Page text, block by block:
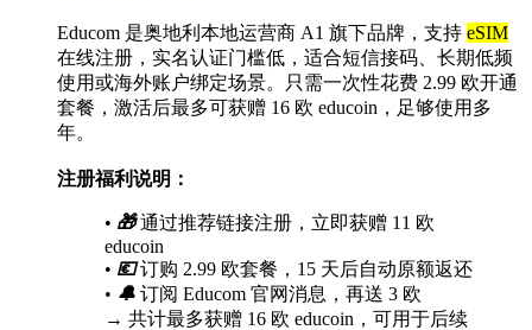
Educom 是奥地利本地运营商 A1 旗下品牌，支持 eSIM
在线注册，实名认证门槛低，适合短信接码、长期低频
使用或海外账户绑定场景。只需一次性花费 2.99 欧开通
套餐，激活后最多可获赠 16 欧 educoin，足够使用多
年。
注册福利说明：
• 🎁通过推荐链接注册，立即获赠 11 欧
educoin
• 💶订购 2.99 欧套餐，15 天后自动原额返还
• 🔔 订阅 Educom 官网消息，再送 3 欧
→ 共计最多获赠 16 欧 educoin，可用于后续